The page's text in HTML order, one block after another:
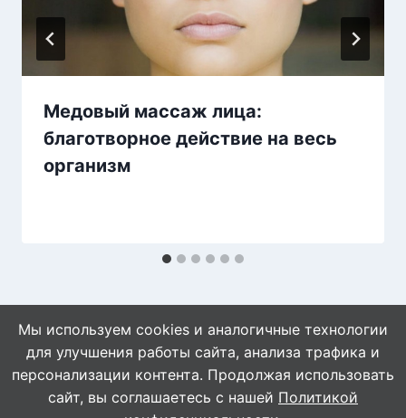
Медовый массаж лица:
благотворное действие на весь
организм
© 2026 Naget.Ru
Мы используем cookies и аналогичные технологии
для улучшения работы сайта, анализа трафика и
персонализации контента. Продолжая использовать
сайт, вы соглашаетесь с нашей Политикой